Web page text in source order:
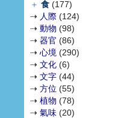
＋ 食 (177)
⇢ 人際 (124)
⇢ 動物 (98)
⇢ 器官 (86)
⇢ 心境 (290)
⇢ 文化 (6)
⇢ 文字 (44)
⇢ 方位 (55)
⇢ 植物 (78)
⇢ 氣味 (20)